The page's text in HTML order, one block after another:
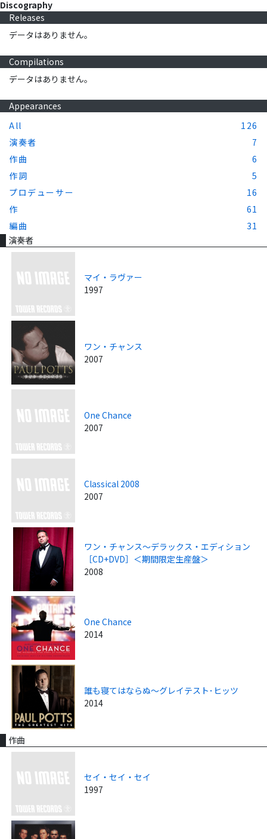
Discography
Releases
データはありません。
Compilations
データはありません。
Appearances
All
126
演奏者
7
作曲
6
作詞
5
プロデューサー
16
作
61
編曲
31
演奏者
マイ・ラヴァー
1997
ワン・チャンス
2007
One Chance
2007
Classical 2008
2007
ワン・チャンス～デラックス・エディション
［CD+DVD］＜期間限定生産盤＞
2008
One Chance
2014
誰も寝てはならぬ～グレイテスト･ヒッツ
2014
作曲
セイ・セイ・セイ
1997